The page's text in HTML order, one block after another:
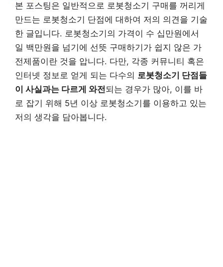
본 포스팅은 일반적으로 로봇청소기 구매를 꺼리게
만드는 로봇청소기 단점에 대하여 저의 의견을 기술
한 글입니다. 로봇청소기의 가격이 수 십만원에서
일 백만원을 넘기에 선뜻 구매하기가 쉽지 않은 가
전제품이란 것을 압니다. 다만, 각종 커뮤니티 혹은
인터넷 정보로 얻게 되는 다수의 로봇청소기 단점들
이 사실과는 다르게 와전되는 경우가 많아, 이를 바
로 잡기 위해 5년 이상 로봇청소기를 이용하고 있는
저의 생각을 담아봅니다.